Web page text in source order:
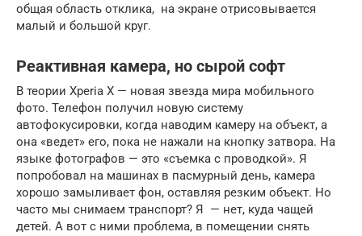
общая область отклика, на экране отрисовывается
малый и большой круг.
Реактивная камера, но сырой софт
В теории Xperia X — новая звезда мира мобильного
фото. Телефон получил новую систему
автофокусировки, когда наводим камеру на объект, а
она «ведет» его, пока не нажали на кнопку затвора. На
языке фотографов — это «съемка с проводкой». Я
попробовал на машинах в пасмурный день, камера
хорошо замыливает фон, оставляя резким объект. Но
часто мы снимаем транспорт? Я — нет, куда чащей
детей. А вот с ними проблема, в помещении снять